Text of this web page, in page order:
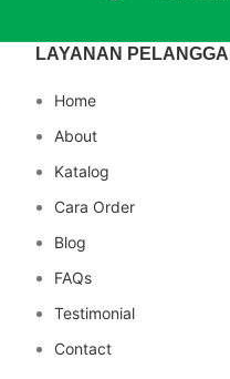
LAYANAN
Home
About
Katalog
Cara Order
Blog
FAQs
Testimonial
Contact